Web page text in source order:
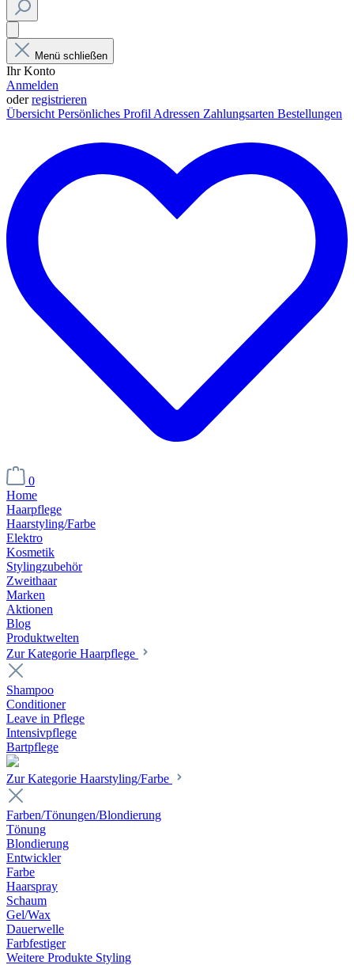
Menü schließen
Ihr Konto
Anmelden
oderregistrieren
Übersicht Persönliches Profil Adressen Zahlungsarten Bestellungen
0
Home
Haarpflege
Haarstyling/Farbe
Elektro
Kosmetik
Stylingzubehör
Zweithaar
Marken
Aktionen
Blog
Produktwelten
Zur Kategorie Haarpflege
Shampoo
Conditioner
Leave in Pflege
Intensivpflege
Bartpflege
Zur Kategorie Haarstyling/Farbe
Farben/Tönungen/Blondierung
Tönung
Blondierung
Entwickler
Farbe
Haarspray
Schaum
Gel/Wax
Dauerwelle
Farbfestiger
Weitere Produkte Styling